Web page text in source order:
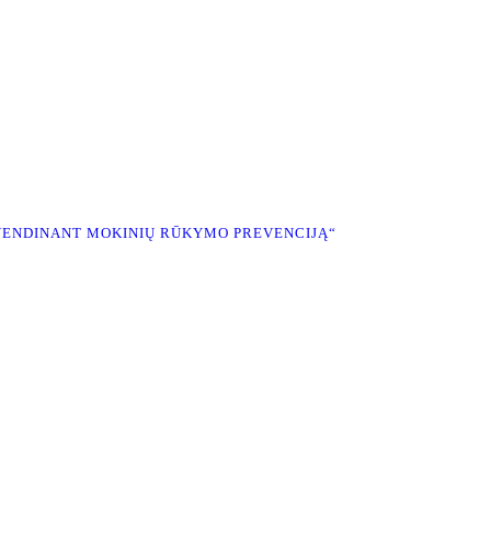
MOKINIŲ RŪKYMO PREVENCIJĄ“